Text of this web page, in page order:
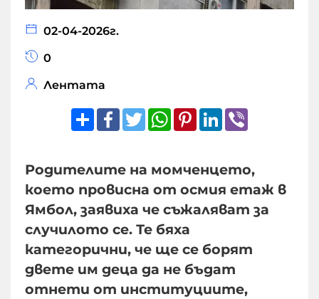
02-04-2026г.
0
Лентата
ShareFacebook
TwitterWhatsApp
Pinterest
LinkedIn
Родителите на момченцето,
което провисна от осмия етаж в
Ямбол, заявиха че съжаляват за
случилото се. Те бяха
категорични, че ще се борят
двете им деца да не бъдат
отнети от институциите,